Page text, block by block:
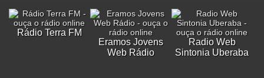
Rádio Terra FM
Eramos Jovens
Web Rádio
Radio Web
Sintonia Uberaba